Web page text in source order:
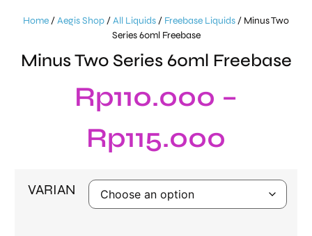
Home/Aegis Shop/All Liquids/ Freebase Liquids/ Minus Two
Series 60ml Freebase
Minus Two Series 60ml Freebase
Rp110.000 –
Rp115.000
VARIAN